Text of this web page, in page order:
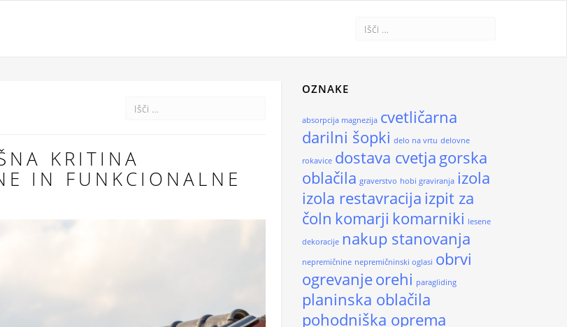
KRITINA
IN FUNKCIONALNE
OZNAKE
absorpcija magnezija cvetličarna
darilni šopki delo na vrtu delovne
rokavice dostava cvetja gorska
oblačila graverstvo hobi graviranja izola
izola restavracija izpit za
čoln komarji komarniki lesene
dekoracije nakup stanovanja
nepremičnine nepremičninski oglasi obrvi
ogrevanjeorehi paragliding
planinska oblačila
pohodniška oprema